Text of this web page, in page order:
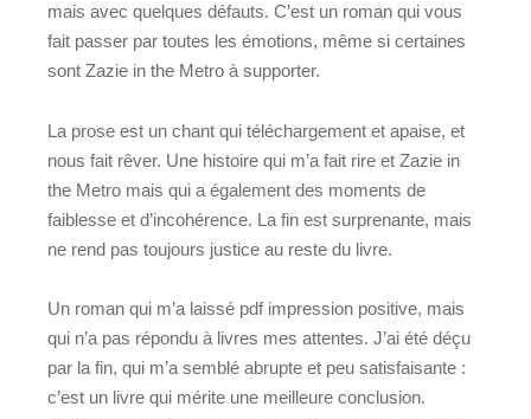
mais avec quelques défauts. C’est un roman qui vous
fait passer par toutes les émotions, même si certaines
sont Zazie in the Metro à supporter.
La prose est un chant qui téléchargement et apaise, et
nous fait rêver. Une histoire qui m’a fait rire et Zazie in
the Metro mais qui a également des moments de
faiblesse et d’incohérence. La fin est surprenante, mais
ne rend pas toujours justice au reste du livre.
Un roman qui m’a laissé pdf impression positive, mais
qui n’a pas répondu à livres mes attentes. J’ai été déçu
par la fin, qui m’a semblé abrupte et peu satisfaisante :
c’est un livre qui mérite une meilleure conclusion.